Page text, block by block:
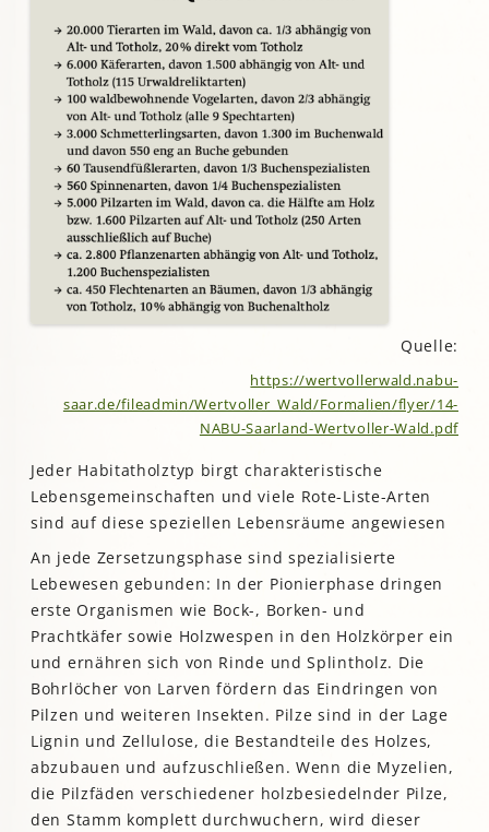
Quelle:
https://wertvollerwald.nabu-
saar.de/fileadmin/Wertvoller_Wald/Formalien/flyer/14-
NABU-Saarland-Wertvoller-Wald.pdf
Jeder Habitatholztyp birgt charakteristische
Lebensgemeinschaften und viele Rote-Liste-Arten
sind auf diese speziellen Lebensräume angewiesen
An jede Zersetzungsphase sind spezialisierte
Lebewesen gebunden: In der Pionierphase dringen
erste Organismen wie Bock-, Borken- und
Prachtkäfer sowie Holzwespen in den Holzkörper ein
und ernähren sich von Rinde und Splintholz. Die
Bohrlöcher von Larven fördern das Eindringen von
Pilzen und weiteren Insekten. Pilze sind in der Lage
Lignin und Zellulose, die Bestandteile des Holzes,
abzubauen und aufzuschließen. Wenn die Myzelien,
die Pilzfäden verschiedener holzbesiedelnder Pilze,
den Stamm komplett durchwuchern, wird dieser